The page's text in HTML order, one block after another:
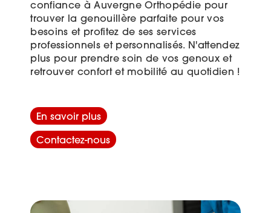
confiance à Auvergne Orthopédie pour
trouver la genouillère parfaite pour vos
besoins et profitez de ses services
professionnels et personnalisés. N'attendez
plus pour prendre soin de vos genoux et
retrouver confort et mobilité au quotidien !
En savoir plus
Contactez-nous